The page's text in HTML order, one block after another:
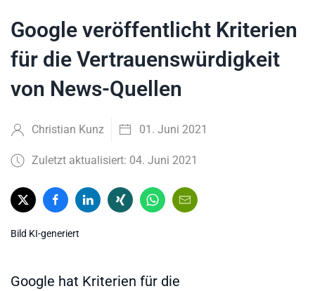
Google veröffentlicht Kriterien
für die Vertrauenswürdigkeit
von News-Quellen
Christian Kunz 01. Juni 2021
Zuletzt aktualisiert: 04. Juni 2021
Bild KI-generiert
Google hat Kriterien für die